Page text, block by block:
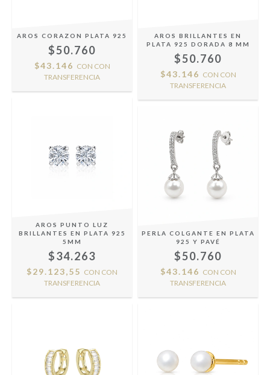
AROS CORAZON PLATA 925
$50.760
$43.146 CON CON
TRANSFERENCIA
AROS BRILLANTES EN
PLATA 925 DORADA 8 MM
$50.760
$43.146 CON CON
TRANSFERENCIA
AROS PUNTO LUZ
BRILLANTES EN PLATA 925
5MM
$34.263
$29.123,55 CON CON
TRANSFERENCIA
PERLA COLGANTE EN PLATA
925 Y PAVÉ
$50.760
$43.146 CON CON
TRANSFERENCIA